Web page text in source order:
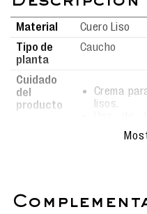
Material
Cuero Liso
Tipo de
planta
Caucho
Cuidado
del
producto
Crema
lisos.
proteger
bebé es